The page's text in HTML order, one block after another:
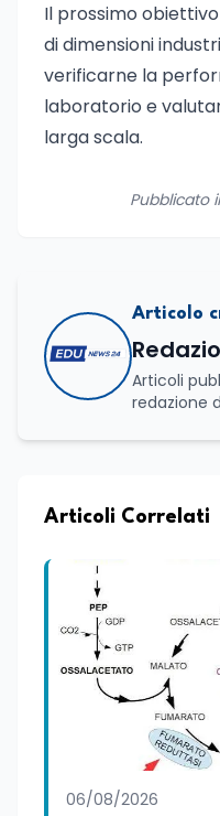
Il prossimo
di dimensioni
verificarne la
laboratorio e
larga scala.
Pubblicato
Articolo
Articoli
redazione
Articoli Correlati
06/08/2026